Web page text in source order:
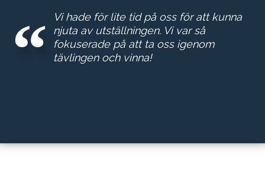
Vi hade för lite tid på oss för att kunna
njuta av utställningen. Vi var så
fokuserade på att ta oss igenom
tävlingen och vinna!